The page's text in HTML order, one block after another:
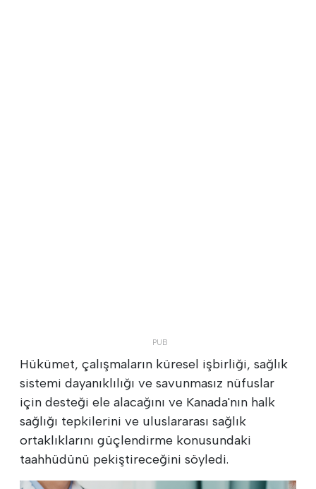
Hükümet, çalışmaların küresel işbirliği, sağlık
sistemi dayanıklılığı ve savunmasız nüfuslar
için desteği ele alacağını ve Kanada'nın halk
sağlığı tepkilerini ve uluslararası sağlık
ortaklıklarını güçlendirme konusundaki
taahhüdünü pekiştireceğini söyledi.